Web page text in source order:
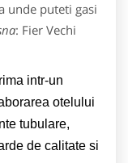
unde puteti gasi
: Fier Vechi
intr-un
otelului
tubulare,
de calitate si